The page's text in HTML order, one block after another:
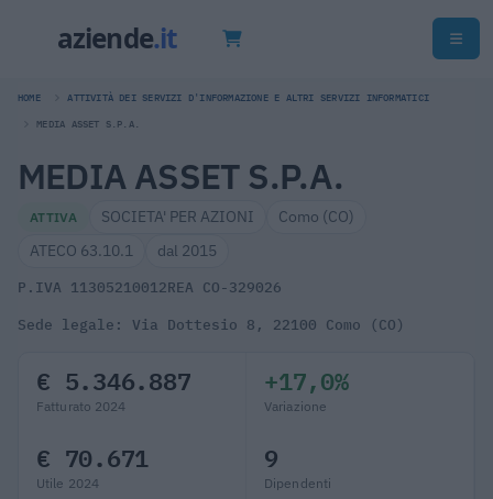
HOME ATTIVITÀ DEI SERVIZI D'INFORMAZIONE E ALTRI SERVIZI INFORMATICI
MEDIA ASSET S.P.A.
MEDIA ASSET S.P.A.
ATTIVA SOCIETA' PER AZIONI
Como (CO)
ATECO 63.10.1
dal 2015
P.IVA 11305210012REA CO-329026
Sede legale: Via Dottesio 8, 22100 Como (CO)
€ 5.346.887
Fatturato 2024
+17,0%
Variazione
€ 70.671
Utile 2024
9
Dipendenti